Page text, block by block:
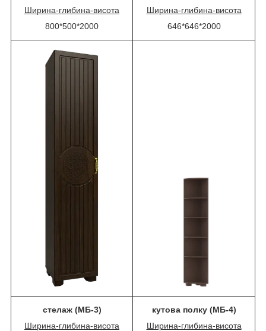
Ширина-глибина-висота
800*500*2000
Ширина-глибина-висота
646*646*2000
стелаж (МБ-3)
Ширина-глибина-висота
кутова полку (МБ-4)
Ширина-глибина-висота